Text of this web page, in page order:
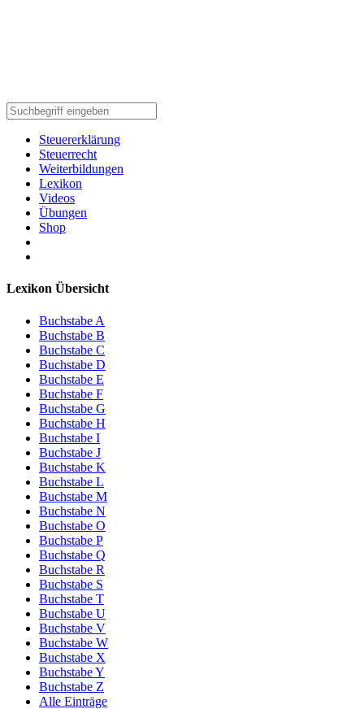
Steuererklärung
Steuerrecht
Weiterbildungen
Lexikon
Videos
Übungen
Shop
Lexikon Übersicht
Buchstabe A
Buchstabe B
Buchstabe C
Buchstabe D
Buchstabe E
Buchstabe F
Buchstabe G
Buchstabe H
Buchstabe I
Buchstabe J
Buchstabe K
Buchstabe L
Buchstabe M
Buchstabe N
Buchstabe O
Buchstabe P
Buchstabe Q
Buchstabe R
Buchstabe S
Buchstabe T
Buchstabe U
Buchstabe V
Buchstabe W
Buchstabe X
Buchstabe Y
Buchstabe Z
Alle Einträge